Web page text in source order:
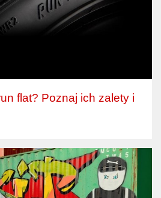
flat? Poznaj ich zalety i